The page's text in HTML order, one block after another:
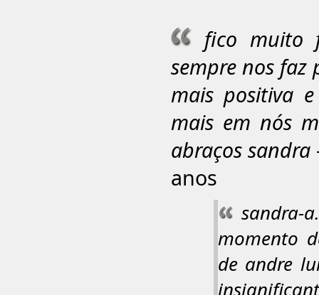
fico muito
sempre nos
mais positiva
mais em nós
abraços sandra
anos
sandra-
momento
de andre